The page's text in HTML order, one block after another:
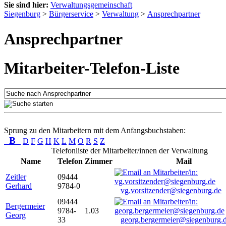
Sie sind hier: Verwaltungsgemeinschaft
Siegenburg > Bürgerservice > Verwaltung > Ansprechpartner
Ansprechpartner
Mitarbeiter-Telefon-Liste
Sprung zu den Mitarbeitern mit dem Anfangsbuchstaben:
B D F G H K L M O R S Z
Telefonliste der Mitarbeiter/innen der Verwaltung
Name
Telefon Zimmer
Mail
Zeitler
Gerhard
09444
9784-0
vg.vorsitzender@siegenburg.de
Bergermeier
Georg
09444
9784-
33
1.03